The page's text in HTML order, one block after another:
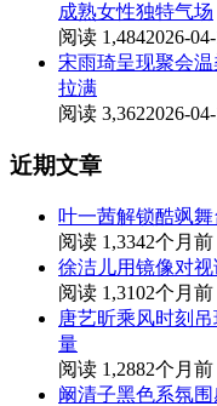
成熟女性独特气场
阅读 1,4842026-
宋雨琦呈现聚会
拉满
阅读 3,3622026-04-
近期文章
叶一茜解锁酷飒
阅读 1,3342个月前
徐洁儿用镜像对
阅读 1,3102个月前
唐艺昕乘风时刻
量
阅读 1,2882个月前
阚清子黑色系氛